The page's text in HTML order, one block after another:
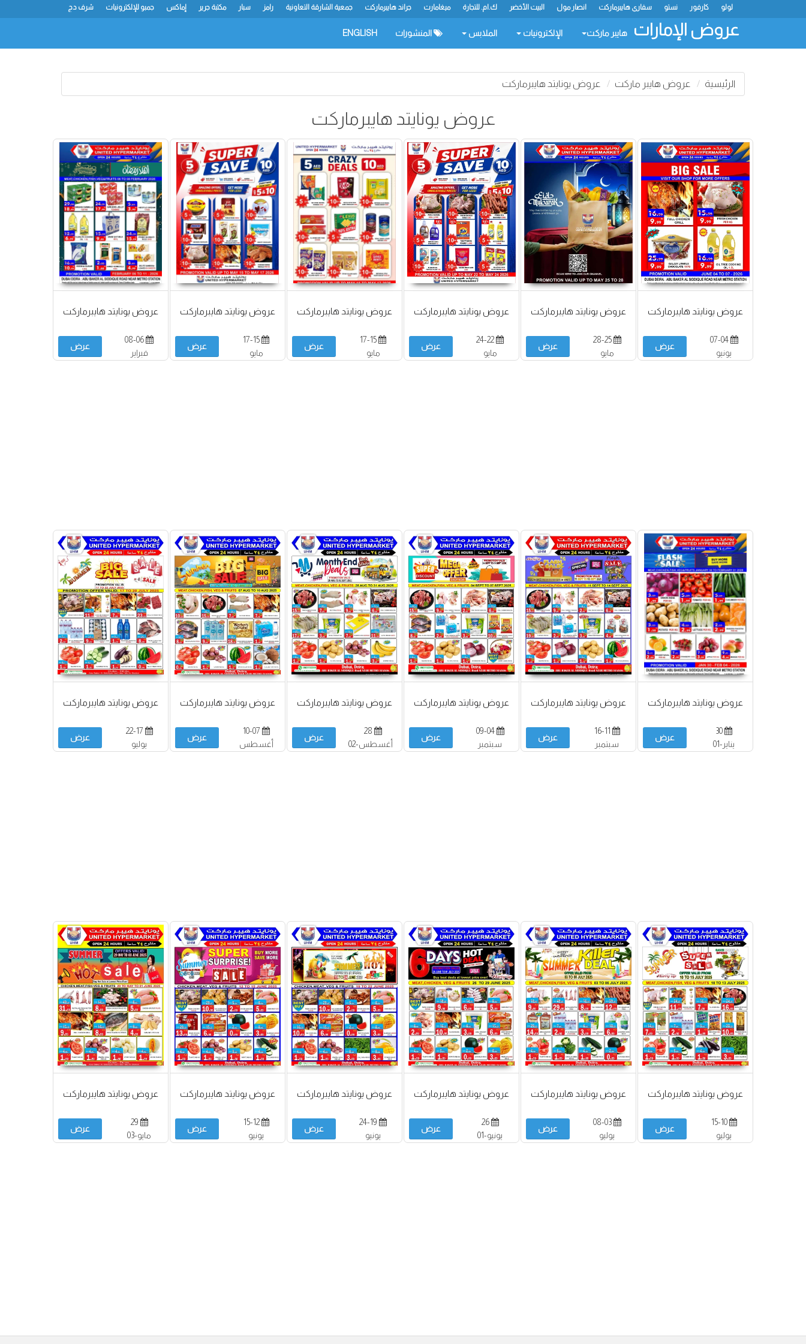
شرف دج جمبو للإلكترونيات إماكس مكتبة جرير سبار رامز جمعية الشارقة التعاونية جراند هايبرماركت ميغامارت ك.ام. للتجارة البيت الأخضر انصار مول سفاري هايبرماركت نستو كارفور لولو
عروض الإمارات هايبر ماركت الإلكترونيات الملابس المنشورات ENGLISH
الرئيسية عروض هايبر ماركت عروض يونايتد هايبرماركت
عروض يونايتد هايبرماركت
عروض يونايتد هايبرماركت
07-04
يونيو
عرض
عروض يونايتد هايبرماركت
28-25
مايو
عرض
عروض يونايتد هايبرماركت
24-22
مايو
عرض
عروض يونايتد هايبرماركت
17-15
مايو
عرض
عروض يونايتد هايبرماركت
17-15
مايو
عرض
عروض يونايتد هايبرماركت
08-06
فبراير
عرض
عروض يونايتد هايبرماركت
30
يناير-01
عرض
عروض يونايتد هايبرماركت
16-11
سبتمبر
عرض
عروض يونايتد هايبرماركت
09-04
سبتمبر
عرض
عروض يونايتد هايبرماركت
28
أغسطس-02
عرض
عروض يونايتد هايبرماركت
10-07
أغسطس
عرض
عروض يونايتد هايبرماركت
22-17
يوليو
عرض
عروض يونايتد هايبرماركت
15-10
يوليو
عرض
عروض يونايتد هايبرماركت
08-03
يوليو
عرض
عروض يونايتد هايبرماركت
26
يونيو-01
عرض
عروض يونايتد هايبرماركت
24-19
يونيو
عرض
عروض يونايتد هايبرماركت
15-12
يونيو
عرض
عروض يونايتد هايبرماركت
29
مايو-03
عرض